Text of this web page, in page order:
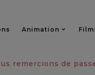
Animation
remercions de